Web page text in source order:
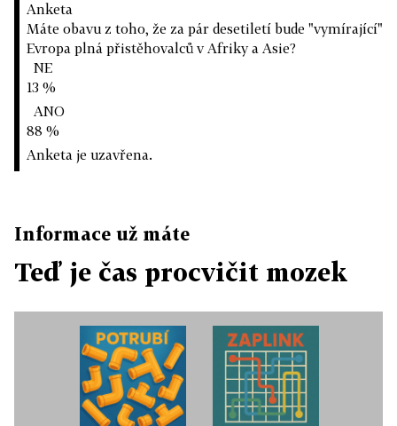
Anketa
Máte obavu z toho, že za pár desetiletí bude "vymírající"
Evropa plná přistěhovalců v Afriky a Asie?
NE
13 %
ANO
88 %
Anketa je uzavřena.
Informace už máte
Teď je čas procvičit mozek